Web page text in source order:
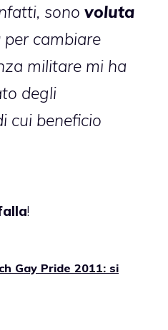
sono voluta
per cambiare
militare mi ha
degli
cui beneficio
!
Gay Pride 2011: si